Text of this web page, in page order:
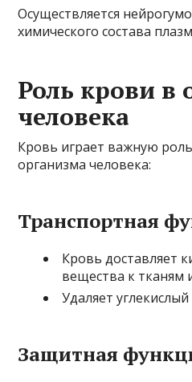
Осуществляется
химического состава
Роль крови в
человека
Кровь играет важную
организма человека:
Транспортная
Кровь доставляет
вещества к тканям
Удаляет
Защитная